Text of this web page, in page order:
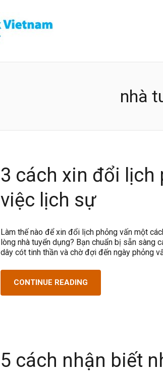
nhà
3 cách xin đổi lịch
việc lịch sự
Làm thế nào để xin đổi lịch phỏng vấn một
lòng nhà tuyển dụng? Bạn chuẩn bị sẵn sàng
dây cót tinh thần và chờ đợi đến ngày phỏng
CONTINUE READING
5 cách nhận biết